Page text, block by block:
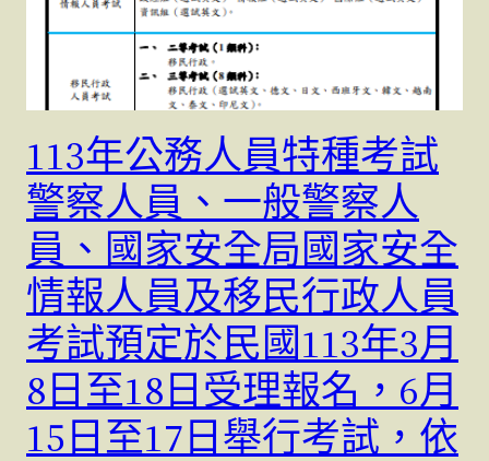
113年公務人員特種考試
警察人員、一般警察人
員、國家安全局國家安全
情報人員及移民行政人員
考試預定於民國113年3月
8日至18日受理報名，6月
15日至17日舉行考試，依